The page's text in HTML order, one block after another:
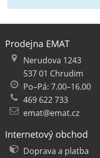
Prodejna EMAT
Nerudova 1243
537 01 Chrudim
Po–Pá: 7.00–16.00
469 622 733
emat@emat.cz
Internetový obchod
Doprava a platba